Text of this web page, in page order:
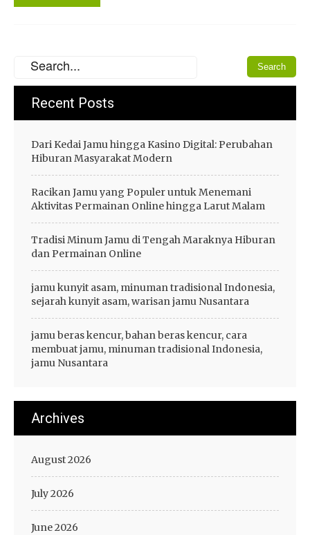
Recent Posts
Dari Kedai Jamu hingga Kasino Digital: Perubahan
Hiburan Masyarakat Modern
Racikan Jamu yang Populer untuk Menemani
Aktivitas Permainan Online hingga Larut Malam
Tradisi Minum Jamu di Tengah Maraknya Hiburan
dan Permainan Online
jamu kunyit asam, minuman tradisional Indonesia,
sejarah kunyit asam, warisan jamu Nusantara
jamu beras kencur, bahan beras kencur, cara
membuat jamu, minuman tradisional Indonesia,
jamu Nusantara
Archives
August 2026
July 2026
June 2026